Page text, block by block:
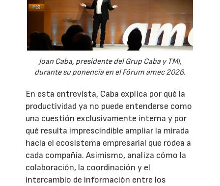
Joan Caba, presidente del Grup Caba y TMI,
durante su ponencia en el Fórum amec 2026.
En esta entrevista, Caba explica por qué la
productividad ya no puede entenderse como
una cuestión exclusivamente interna y por
qué resulta imprescindible ampliar la mirada
hacia el ecosistema empresarial que rodea a
cada compañía. Asimismo, analiza cómo la
colaboración, la coordinación y el
intercambio de información entre los